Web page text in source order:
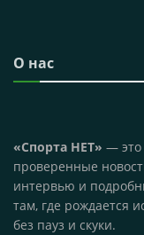
О нас
«Спорта НЕТ» — это
проверенные
интервью и
там, где рождается
без пауз и скуки.